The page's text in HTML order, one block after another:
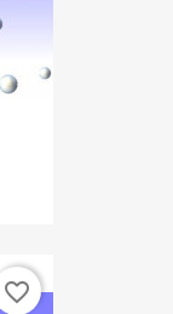
favorite_border